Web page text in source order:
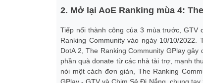
2. Mở lại AoE Ranking mùa 4:
Tiếp nối thành công của 3 mùa trước, GTV
Ranking Community vào ngày 10/10/
DotA 2, The Ranking Community GPlay
phần quà donate từ các nhà tài trợ, mạnh
nói một cách đơn giản, The Ranking